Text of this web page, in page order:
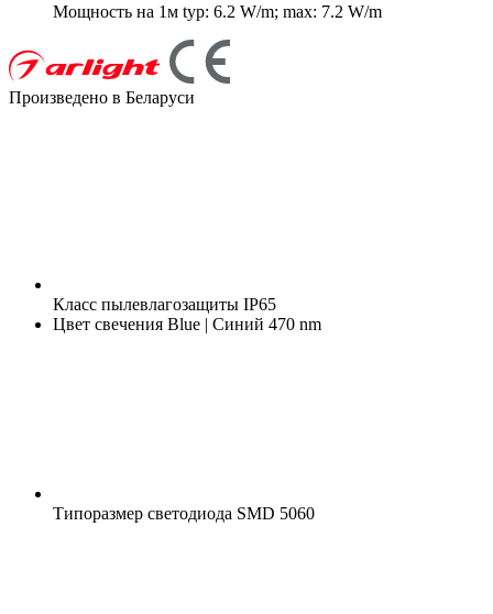
Мощность на 1м typ: 6.2 W/m; max: 7.2 W/m
Произведено в Беларуси
Класс пылевлагозащиты IP65
Цвет свечения Blue | Синий 470 nm
Типоразмер светодиода SMD 5060